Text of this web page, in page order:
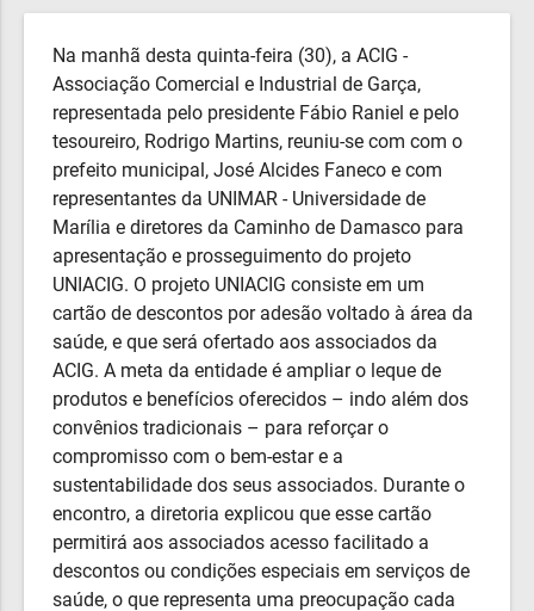
Na manhã desta quinta-feira (30), a ACIG -
Associação Comercial e Industrial de Garça,
representada pelo presidente Fábio Raniel e pelo
tesoureiro, Rodrigo Martins, reuniu-se com com o
prefeito municipal, José Alcides Faneco e com
representantes da UNIMAR - Universidade de
Marília e diretores da Caminho de Damasco para
apresentação e prosseguimento do projeto
UNIACIG. O projeto UNIACIG consiste em um
cartão de descontos por adesão voltado à área da
saúde, e que será ofertado aos associados da
ACIG. A meta da entidade é ampliar o leque de
produtos e benefícios oferecidos – indo além dos
convênios tradicionais – para reforçar o
compromisso com o bem-estar e a
sustentabilidade dos seus associados. Durante o
encontro, a diretoria explicou que esse cartão
permitirá aos associados acesso facilitado a
descontos ou condições especiais em serviços de
saúde, o que representa uma preocupação cada